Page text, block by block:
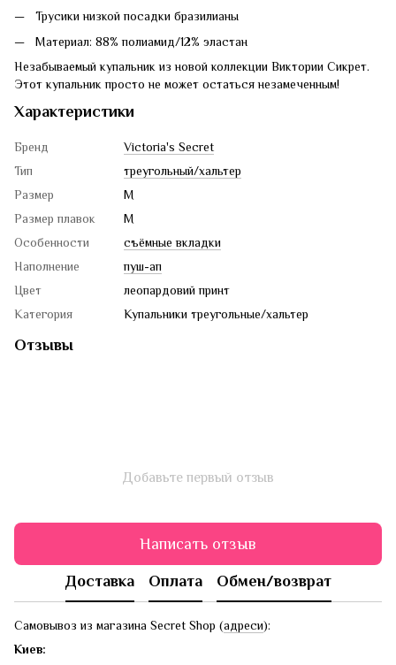
Трусики низкой посадки бразилианы
Материал: 88% полиамид/12% эластан
Незабываемый купальник из новой коллекции Виктории Сикрет.
Этот купальник просто не может остаться незамеченным!
Характеристики
Бренд
Victoria's Secret
Тип
треугольный/хальтер
Размер
M
Размер плавок
M
Особенности
съёмные вкладки
Наполнение
пуш-ап
Цвет
леопардовий принт
Категория
Купальники треугольные/хальтер
Отзывы
Добавьте первый отзыв
Написать отзыв
Доставка Оплата Обмен/возврат
Самовывоз из магазина Secret Shop (адреси):
Киев: